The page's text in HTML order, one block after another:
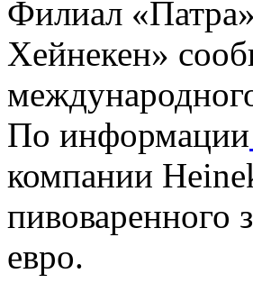
Филиал
Хейнекен»
По информации
компании
пивоваренного
евро.